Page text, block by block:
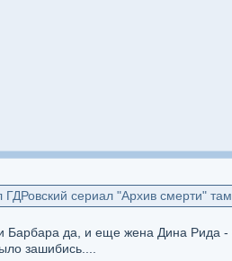
сериал "Архив смерти"
Барбара да, и еще жена Дина Рида -
зашибись....